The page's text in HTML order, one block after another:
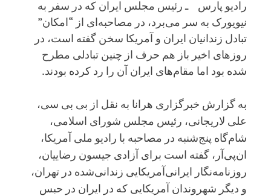
رادیو پارس ـ رئیس مجلس ایران که در سفر به
نیویورک به سر می‌برد، در مصاحبه‌ای از “امکان”
تبادل زندانیان ایران و آمریکا سخن گفته است، در
روزهای اخیر باز هم حرف از چنین تبادلی مطرح
شده بود اما مقام‌های ایران آن را رد کرده بودند.
به گزارش خبرگزاری هرانا به نقل از بی بی سی،
علی لاریجانی، رئیس مجلس شورای اسلامی،
شام‌گاه پنج‌شنبه در مصاحبه با رادیو ملی آمریکا،
ان‌پی‌آر، گفته است برای آزادی جیسون رضاییان،
روزنامه‌نگار ایرانی‌آمریکایی زندانی‌شده در تهران،
و دیگر شهروندان آمریکایی که در ایران در حبس